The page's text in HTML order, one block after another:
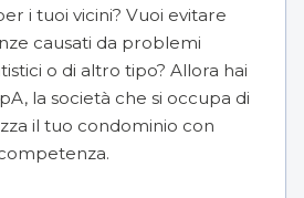
i tuoi vicini? Vuoi evitare
causati da problemi
o di altro tipo? Allora hai
la società che si occupa di
il tuo condominio con